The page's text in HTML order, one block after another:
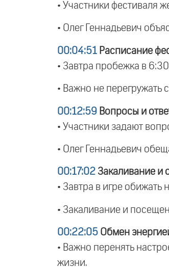
• Участники фестиваля
• Олег Геннадьевич
00:04:51 Расписание
• Завтра пробежка в
• Важно не перегружать
00:12:59 Вопросы и
• Участники задают
• Олег Геннадьевич
00:17:02 Закаливание и
• Завтра в игре
• Закаливание и
00:22:05 Обмен
• Важно перенять
жизни.